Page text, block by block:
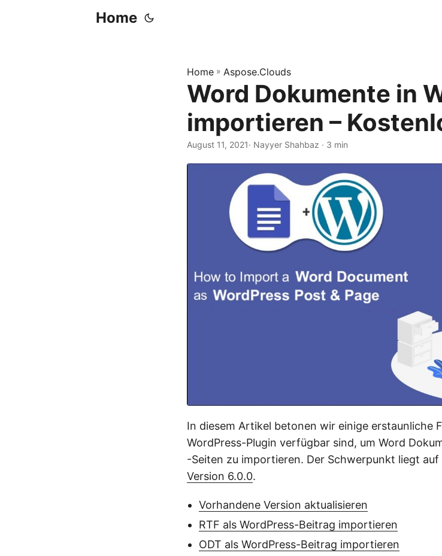
Home
Home » Aspose.Clouds
Word Dokumente in
importieren –
August 11, 2021· Nayyer Shahbaz · 3 min
In diesem Artikel betonen wir einige erstaunliche
WordPress-Plugin verfügbar sind, um Word
-Seiten zu importieren. Der Schwerpunkt liegt
Version 6.0.0.
Vorhandene Version aktualisieren
RTF als WordPress-Beitrag importieren
ODT als WordPress-Beitrag importieren